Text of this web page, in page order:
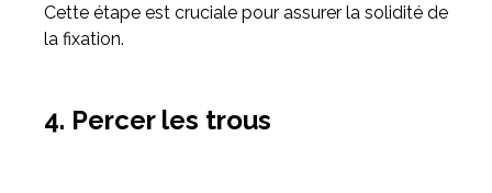
Cette étape est cruciale pour assurer la solidité de
la fixation.
4. Percer les trous